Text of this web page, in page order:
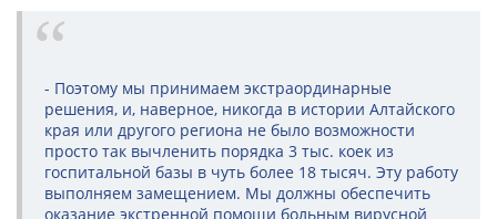
- Поэтому мы принимаем экстраординарные
решения, и, наверное, никогда в истории Алтайского
края или другого региона не было возможности
просто так вычленить порядка 3 тыс. коек из
госпитальной базы в чуть более 18 тысяч. Эту работу
выполняем замещением. Мы должны обеспечить
оказание экстренной помощи больным вирусной